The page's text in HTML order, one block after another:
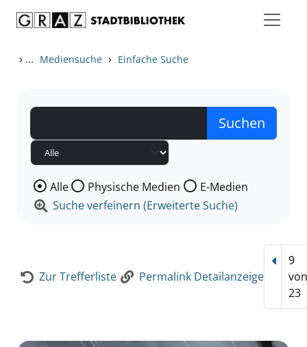
› ... Mediensuche › Einfache Suche
Wählen Sie die Medienart nach der Sie suchen wollen.
Alle Physische Medien
E-Medien
Suche verfeinern (Erweiterte Suche)
Zur Trefferliste Permalink Detailanzeige
9
23